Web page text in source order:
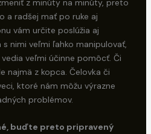
z minúty na minúty, preto
a radšej mať po ruke aj
vám určite poslúžia aj
nimi veľmi ľahko manipulovať,
veľmi účinne pomôcť. Či
najmä z kopca. Čelovka či
ktoré nám môžu výrazne
problémov.
buďte preto pripravený